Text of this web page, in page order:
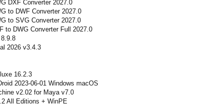
DXF Converter 2027.0
to DWF Converter 2027.0
to SVG Converter 2027.0
to DWG Converter Full 2027.0
2026 v3.4.3
16.2.3
2023-06-01 Windows macOS
v2.02 for Maya v7.0
All Editions + WinPE